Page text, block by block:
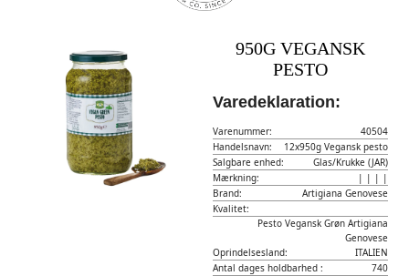
950G VEGANSK
PESTO
Varedeklaration:
Varenummer:
40504
Handelsnavn:
12x950g Vegansk pesto
Salgbare enhed:
Glas/Krukke (JAR)
Mærkning:
| | | |
Brand:
Artigiana Genovese
Kvalitet:
Pesto Vegansk Grøn Artigiana
Genovese
Oprindelsesland:
ITALIEN
Antal dages holdbarhed :
740